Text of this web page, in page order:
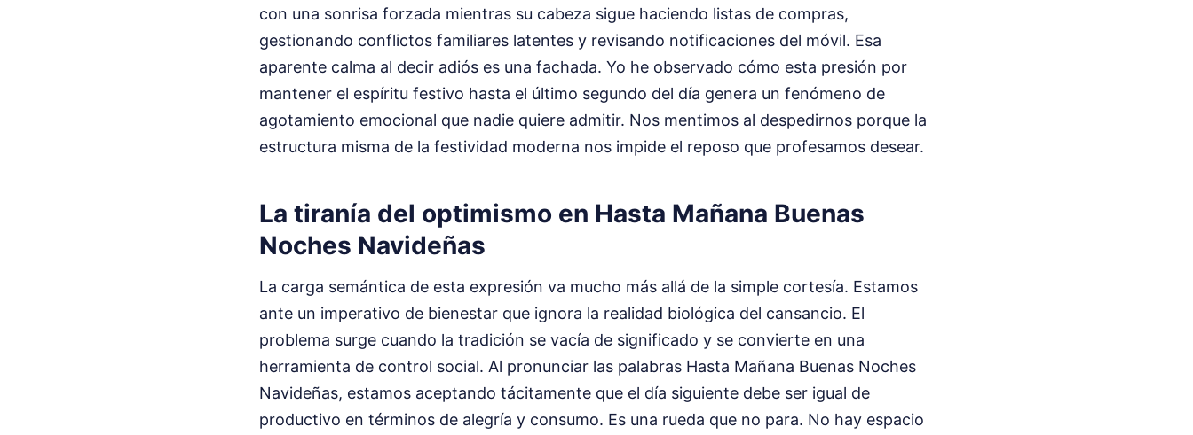
con una sonrisa forzada mientras su cabeza sigue haciendo listas de compras,
gestionando conflictos familiares latentes y revisando notificaciones del móvil. Esa
aparente calma al decir adiós es una fachada. Yo he observado cómo esta presión por
mantener el espíritu festivo hasta el último segundo del día genera un fenómeno de
agotamiento emocional que nadie quiere admitir. Nos mentimos al despedirnos porque la
estructura misma de la festividad moderna nos impide el reposo que profesamos desear.
La tiranía del optimismo en Hasta Mañana Buenas
Noches Navideñas
La carga semántica de esta expresión va mucho más allá de la simple cortesía. Estamos
ante un imperativo de bienestar que ignora la realidad biológica del cansancio. El
problema surge cuando la tradición se vacía de significado y se convierte en una
herramienta de control social. Al pronunciar las palabras Hasta Mañana Buenas Noches
Navideñas, estamos aceptando tácitamente que el día siguiente debe ser igual de
productivo en términos de alegría y consumo. Es una rueda que no para. No hay espacio